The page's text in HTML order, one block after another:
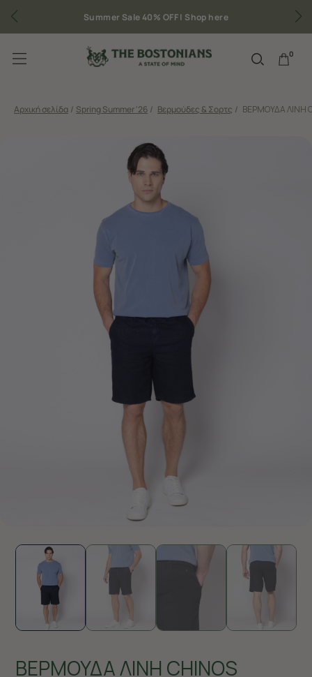
Summer Sale 40% OFF | Shop here
0
Αρχική σελίδα / Spring Summer '26 / Βερμούδες & Σορτς / ΒΕΡΜΟΥΔΑ ΛΙΝΗ
ΒΕΡΜΟΥΔΑ ΛΙΝΗ CHINOS